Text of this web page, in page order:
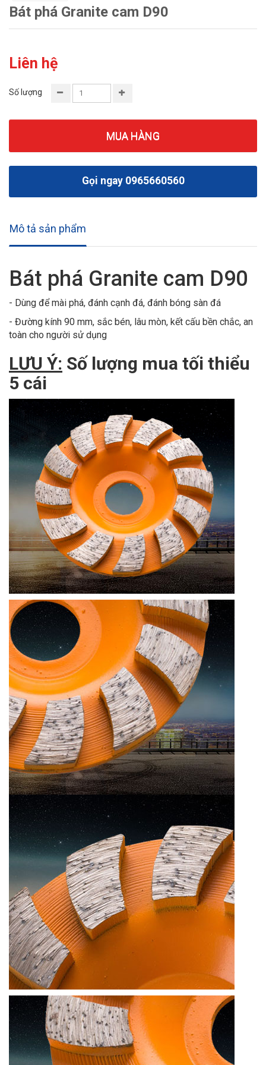
Bát phá Granite cam D90
Liên hệ
Số lượng
MUA HÀNG
Gọi ngay 0965660560
Mô tả sản phẩm
Bát phá Granite cam D90
- Dùng để mài phá, đánh cạnh đá, đánh bóng sàn đá
- Đường kính 90 mm, sắc bén, lâu mòn, kết cấu bền chắc, an
toàn cho người sử dụng
LƯU Ý: Số lượng mua tối thiểu
5 cái